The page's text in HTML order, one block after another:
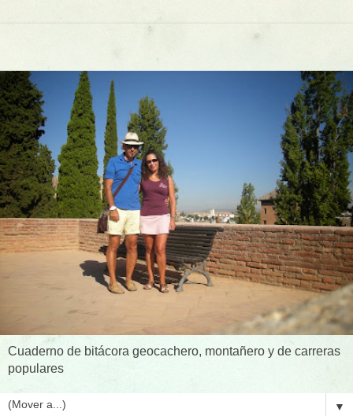
Cuaderno de bitácora geocachero, montañero y de carreras
populares
▼